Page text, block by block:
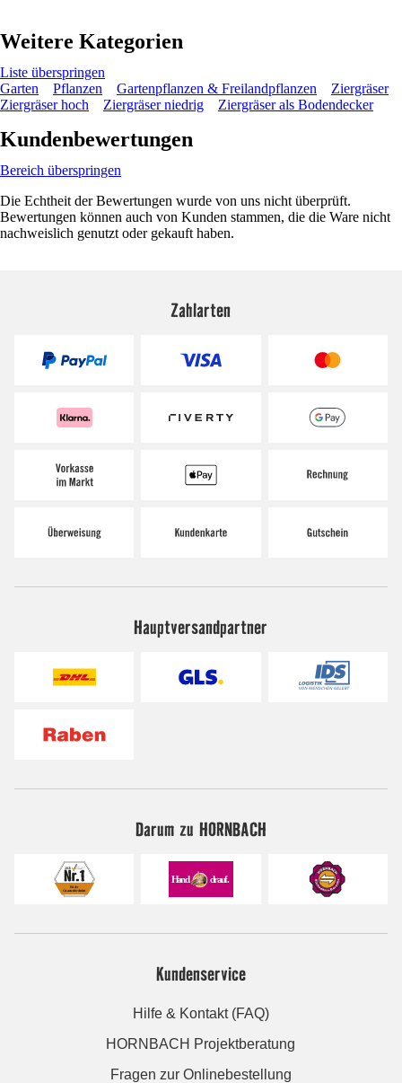
Weitere Kategorien
Liste überspringen
Garten
Pflanzen Gartenpflanzen & Freilandpflanzen
Ziergräser
Ziergräser hoch
Ziergräser niedrig Ziergräser als Bodendecker
Kundenbewertungen
Bereich überspringen
Die Echtheit der Bewertungen wurde von uns nicht überprüft.
Bewertungen können auch von Kunden stammen, die die Ware nicht
nachweislich genutzt oder gekauft haben.
Zahlarten
Hauptversandpartner
Darum zu HORNBACH
Kundenservice
Hilfe & Kontakt (FAQ)
HORNBACH Projektberatung
Fragen zur Onlinebestellung